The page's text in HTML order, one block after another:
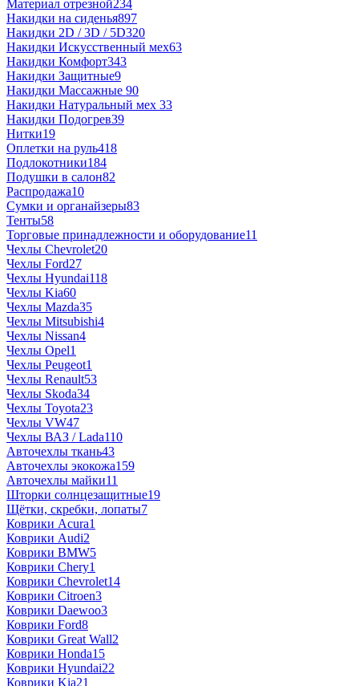
Материал отрезной234
Накидки на сиденья897
Накидки 2D / 3D / 5D320
Накидки Искусственный мех63
Накидки Комфорт343
Накидки Защитные9
Накидки Массажные 90
Накидки Натуральный мех 33
Накидки Подогрев39
Нитки19
Оплетки на руль418
Подлокотники184
Подушки в салон82
Распродажа10
Сумки и органайзеры83
Тенты58
Торговые принадлежности и оборудование11
Чехлы Chevrolet20
Чехлы Ford27
Чехлы Hyundai118
Чехлы Kia60
Чехлы Mazda35
Чехлы Mitsubishi4
Чехлы Nissan4
Чехлы Opel1
Чехлы Peugeot1
Чехлы Renault53
Чехлы Skoda34
Чехлы Toyota23
Чехлы VW47
Чехлы ВАЗ / Lada110
Авточехлы ткань43
Авточехлы экокожа159
Авточехлы майки11
Шторки солнцезащитные19
Щётки, скребки, лопаты7
Коврики Acura1
Коврики Audi2
Коврики BMW5
Коврики Chery1
Коврики Chevrolet14
Коврики Citroen3
Коврики Daewoo3
Коврики Ford8
Коврики Great Wall2
Коврики Honda15
Коврики Hyundai22
Коврики Kia21